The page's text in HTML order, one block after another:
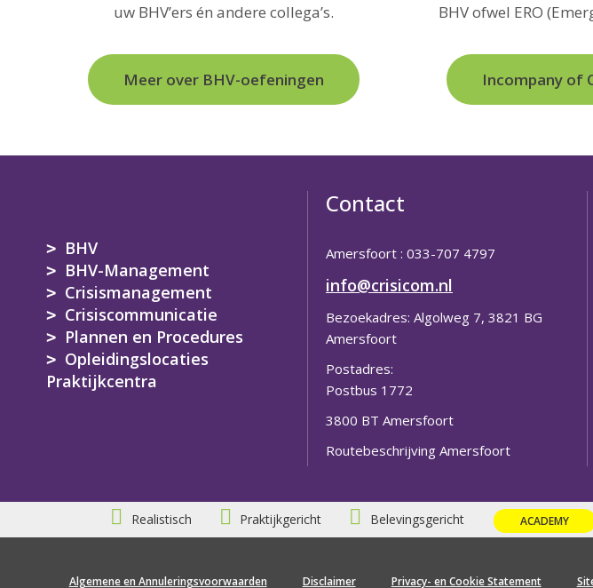
uw BHV’ers én andere collega’s.
Meer over BHV-oefeningen
BHV ofwel ERO
Incompany of
BHV
BHV-Management
Crisismanagement
Crisiscommunicatie
Plannen en Procedures
Opleidingslocaties
Praktijkcentra
Contact
Amersfoort : 033-707 4797
info@crisicom.nl
Bezoekadres: Algolweg 7, 3821 BG
Amersfoort
Postadres:
Postbus 1772
3800 BT Amersfoort
Routebeschrijving Amersfoort
Realistisch Praktijkgericht Belevingsgericht ACADEMY
Algemene en Annuleringsvoorwaarden Disclaimer Privacy- en Cookie Statement